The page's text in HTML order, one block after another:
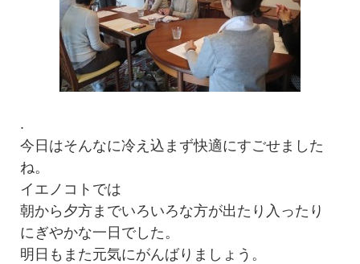
.
今日はそんなに冷え込まず快適にすごせました
ね。
イエノコトでは
朝から夕方までいろいろな方が出たり入ったり
にぎやかな一日でした。
明日もまた元気にがんばりましょう。